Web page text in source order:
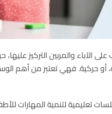
الآباء والمربين التركيز
أو حركية. فهي تعتبر من أهم
تعليمية لتنمية المهارات